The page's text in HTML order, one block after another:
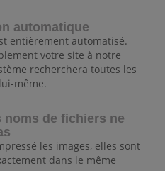
automatique
entièrement automatisé.
votre site à notre
recherchera toutes les
même.
noms de fichiers ne
les images, elles sont
dans le même